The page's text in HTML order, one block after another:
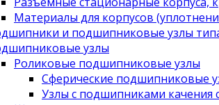
Материалы для корпусов
и подшипниковые узлы
узлы
Роликовые подшипниковые узлы
Сферические подшипниковые
Узлы с подшипниками